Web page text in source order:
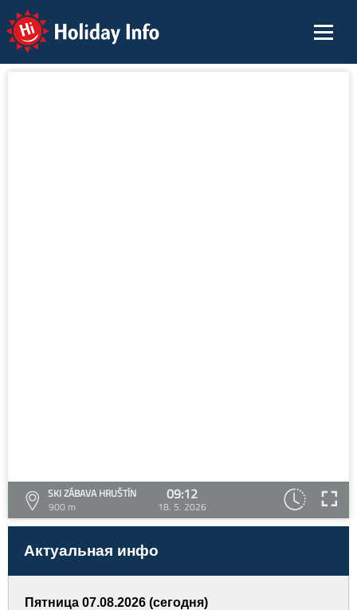
Holiday Info
SKI ZÁBAVA HRUŠTÍN
900 m
09:12
18. 5. 2026
Актуальная инфо
Пятница 07.08.2026 (сегодня)